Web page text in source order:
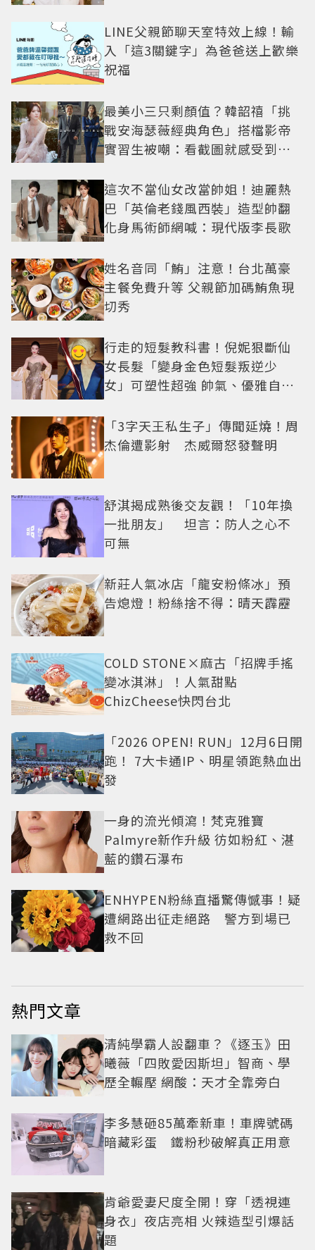
LINE父親節聊天室特效上線！輸
入「這3關鍵字」為爸爸送上歡樂
祝福
最美小三只剩顏值？韓韶禧「挑
戰安海瑟薇經典角色」搭檔影帝
實習生被嘲：看截圖就感受到演
這次不當仙女改當帥姐！迪麗熱
巴「英倫老錢風西裝」造型帥翻
化身馬術師網喊：現代版李長歌
姓名音同「鮪」注意！台北萬豪
主餐免費升等 父親節加碼鮪魚現
切秀
行走的短髮教科書！倪妮狠斷仙
女長髮「變身金色短髮叛逆少
女」可塑性超強 帥氣、優雅自由
「3字天王私生子」傳聞延燒！周
杰倫遭影射 杰威爾怒發聲明
舒淇揭成熟後交友觀！「10年換
一批朋友」 坦言：防人之心不
可無
新莊人氣冰店「龍安粉條冰」預
告熄燈！粉絲捨不得：晴天霹靂
COLD STONE×麻古「招牌手搖
變冰淇淋」！人氣甜點
ChizCheese快閃台北
「2026 OPEN! RUN」12月6日開
跑！ 7大卡通IP、明星領跑熱血出
發
一身的流光傾瀉！梵克雅寶
Palmyre新作升級 彷如粉紅、湛
藍的鑽石瀑布
ENHYPEN粉絲直播驚傳憾事！疑
遭網路出征走絕路 警方到場已
救不回
熱門文章
清純學霸人設翻車？《逐玉》田
曦薇「四敗愛因斯坦」智商、學
歷全輾壓 網酸：天才全靠旁白
李多慧砸85萬牽新車！車牌號碼
暗藏彩蛋 鐵粉秒破解真正用意
肯爺愛妻尺度全開！穿「透視連
身衣」夜店亮相 火辣造型引爆話
題